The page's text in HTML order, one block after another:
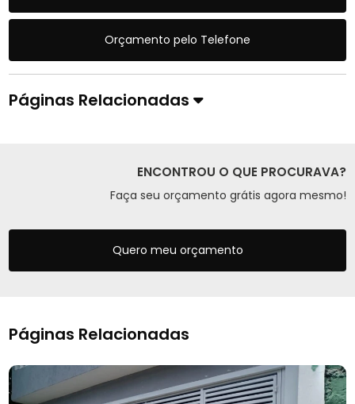
Orçamento pelo Telefone
Páginas Relacionadas
ENCONTROU O QUE PROCURAVA?
Faça seu orçamento grátis agora mesmo!
Quero meu orçamento
Páginas Relacionadas